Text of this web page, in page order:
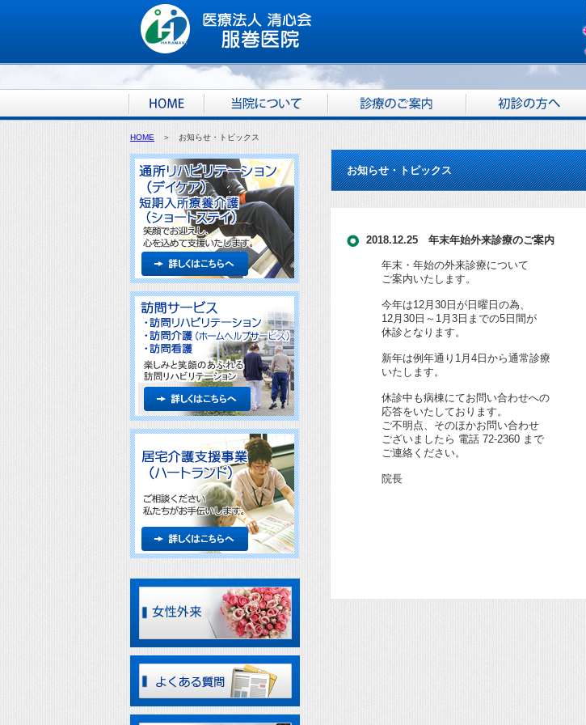
HOME ＞ お知らせ・トピックス
お知らせ・トピックス
2018.12.25 年末年始外来診療のご案内
年末・年始の外来診療について
ご案内いたします。
今年は12月30日が日曜日の為、
12月30日～1月3日までの5日間が
休診となります。
新年は例年通り1月4日から通常診療
いたします。
休診中も病棟にてお問い合わせへの
応答をいたしております。
ご不明点、そのほかお問い合わせ
ございましたら 電話 72-2360 まで
ご連絡ください。
院長